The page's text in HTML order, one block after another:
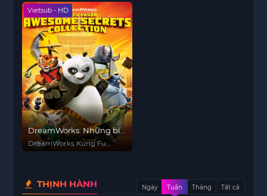
Vietsub - HD
DreamWorks: Những bí
mật tuyệt vời của gấu
trúc Kung Fu
DreamWorks Kung Fu
THỊNH HÀNH Ngày Tuần Tháng Tất cả